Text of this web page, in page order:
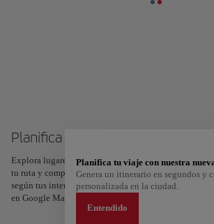
Planifica tu viaje a Nápoles
Explora lugares, experiencias y marca con el corazón
tu ruta y compartirla. ¿Quieres más ideas? Obtén un
según tus intereses y la duración de tu viaje: en sólo
en Google Maps.
Planifica tu viaje con nuestra
Genera un itinerario en segundos y
personalizada en la ciudad.
Entendido